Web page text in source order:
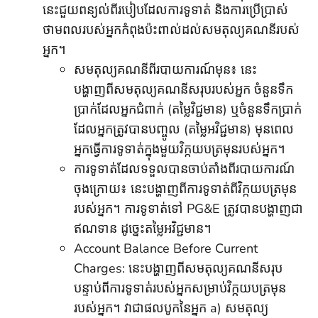
នេះជួយពន្យល់ពីរបៀបដែលការទូទាត់ និងការប្រើប្រាស់
ថាមពលរបស់អ្នកកំពុងប៉ះពាល់ដល់សមតុល្យគណនីរបស់
អ្នក។
សមតុល្យគណនីពីរបាយការណ៍មុន៖ នេះ
បង្ហាញពីសមតុល្យគណនីសរុបរបស់អ្នក ចំនួនទឹក
ប្រាក់ដែលអ្នកជំពាក់ (តម្លៃវិជ្ជមាន) ឬចំនួនទឹកប្រាក់
ដែលអ្នកត្រូវបានបញ្ចូល (តម្លៃអវិជ្ជមាន) មុនពេល
អ្នកធ្វើការទូទាត់ក្នុងមួយវិក្កយបត្រមុនរបស់អ្នក។
ការទូទាត់ដែលទទួលបានចាប់តាំងពីរបាយការណ៍
ចុងក្រោយ៖ នេះបង្ហាញពីការទូទាត់ពីវិក្កយបត្រមុន
របស់អ្នក។ ការទូទាត់ទៅ PG&E ត្រូវបានបង្ហាញជា
ឥណទាន ដូច្នេះតម្លៃអវិជ្ជមាន។
Account Balance Before Current
Charges: នេះបង្ហាញពីសមតុល្យគណនីសរុប
បន្ទាប់ពីការទូទាត់របស់អ្នកសម្រាប់វិក្កយបត្រមុន
របស់អ្នក។ វាជាផលបូកនៃអ្នក a) សមតុល្យ